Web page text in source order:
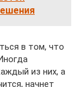
в том, что
из них, а
начнет